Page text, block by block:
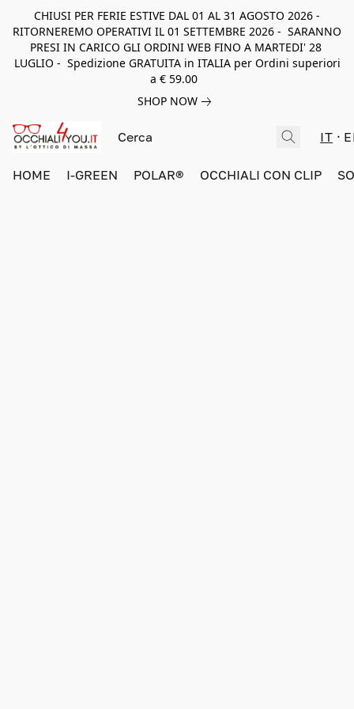
CHIUSI PER FERIE ESTIVE DAL 01 AL 31 AGOSTO 2026 -
RITORNEREMO OPERATIVI IL 01 SETTEMBRE 2026 - SARANNO
PRESI IN CARICO GLI ORDINI WEB FINO A MARTEDI' 28
LUGLIO - Spedizione GRATUITA in ITALIA per Ordini superiori
a € 59.00
SHOP NOW
IT
HOME I-GREEN POLAR® OCCHIALI CON CLIP